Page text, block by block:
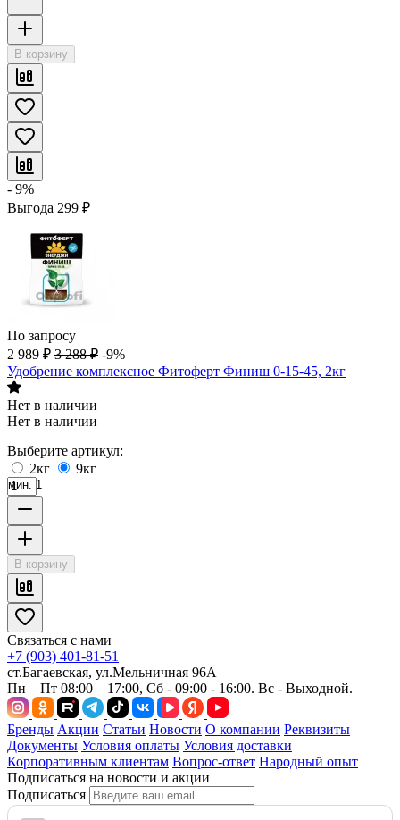
В корзину
- 9%
Выгода 299 ₽
По запросу
2 989 ₽ 3 288 ₽ -9%
Удобрение комплексное Фитоферт Финиш 0-15-45, 2кг
Нет в наличии
Нет в наличии
Выберите артикул:
2кг
9кг
мин. 1
В корзину
Связаться с нами
+7 (903) 401-81-51
ст.Багаевская, ул.Мельничная 96А
Пн—Пт 08:00 – 17:00, Сб - 09:00 - 16:00. Вс - Выходной.
Бренды Акции Статьи Новости О компании Реквизиты
Документы Условия оплаты Условия доставки
Корпоративным клиентам Вопрос-ответ Народный опыт
Подписаться на новости и акции
Подписаться